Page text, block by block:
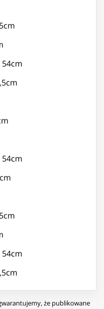
54cm
54cm
54cm
że publikowane